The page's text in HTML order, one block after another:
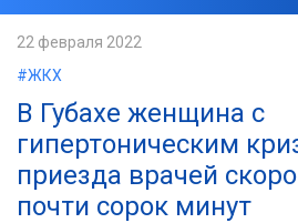
22 февраля 2022
#ЖКХ
В Губахе женщина с
гипертоническим
приезда врачей
почти сорок минут